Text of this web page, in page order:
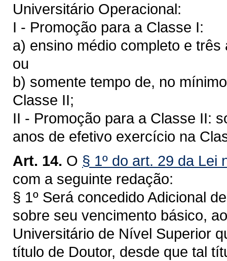
Universitário Operacional:
I - Promoção para a Classe I:
a) ensino médio completo e
ou
b) somente tempo de, no
Classe II;
II - Promoção para a Classe II:
anos de efetivo exercício na
Art. 14. O § 1º do art. 29 da Lei
com a seguinte redação:
§ 1º Será concedido Adicional
sobre seu vencimento básico,
Universitário de Nível Superior
título de Doutor, desde que tal